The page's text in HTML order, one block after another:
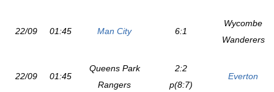
22/09 01:45 Man City 6:1
Wycombe
Wanderers
22/09 01:45
Queens Park
Rangers
2:2
p(8:7)
Everton